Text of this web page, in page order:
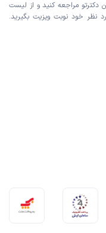
دکترتو مراجعه کنید و از لیست
نظر خود نوبت ویزیت بگیرید.